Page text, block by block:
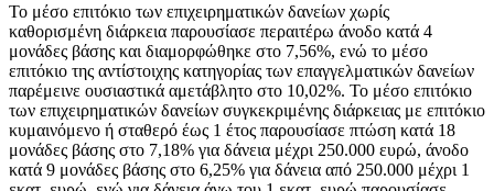
Το μέσο επιτόκιο των επιχειρηματικών δανείων χωρίς
καθορισμένη διάρκεια παρουσίασε περαιτέρω άνοδο κατά 4
μονάδες βάσης και διαμορφώθηκε στο 7,56%, ενώ το μέσο
επιτόκιο της αντίστοιχης κατηγορίας των επαγγελματικών δανείων
παρέμεινε ουσιαστικά αμετάβλητο στο 10,02%. Το μέσο επιτόκιο
των επιχειρηματικών δανείων συγκεκριμένης διάρκειας με επιτόκιο
κυμαινόμενο ή σταθερό έως 1 έτος παρουσίασε πτώση κατά 18
μονάδες βάσης στο 7,18% για δάνεια μέχρι 250.000 ευρώ, άνοδο
κατά 9 μονάδες βάσης στο 6,25% για δάνεια από 250.000 μέχρι 1